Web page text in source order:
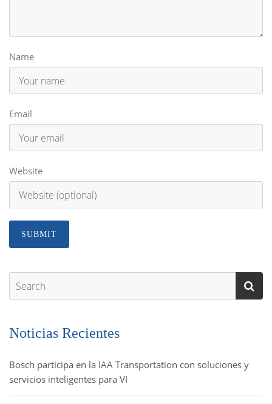
Name
Email
Website
Noticias Recientes
Bosch participa en la IAA Transportation con soluciones y
servicios inteligentes para VI